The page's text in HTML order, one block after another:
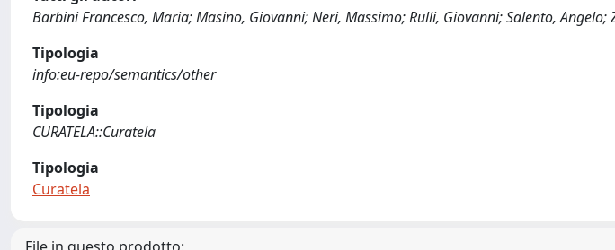
Barbini Francesco, Maria; Masino, Giovanni; Neri, Massimo; Rulli, Giovanni; Salento,
Tipologia
info:eu-repo/semantics/other
Tipologia
CURATELA::Curatela
Tipologia
Curatela